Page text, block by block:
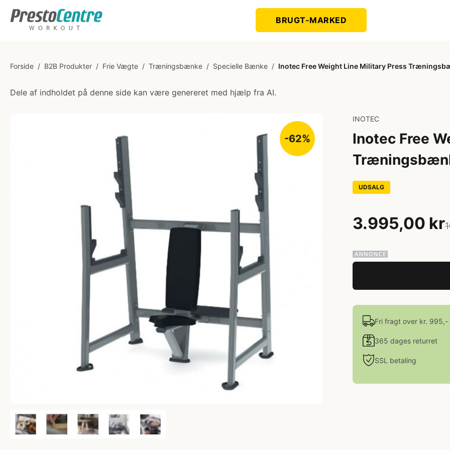
BRUGT-MARKED
Forside / B2B Produkter / Frie Vægte / Træningsbænke / Specielle Bænke / Inotec Free Weight Line Military Press
Dele af indholdet på denne side kan være genereret med hjælp fra AI.
-62%
INOTEC
Inotec Free
UDSALG
3.995,00 kr
Fri fragt over kr. 995,-
365 dages returret
SSL betaling